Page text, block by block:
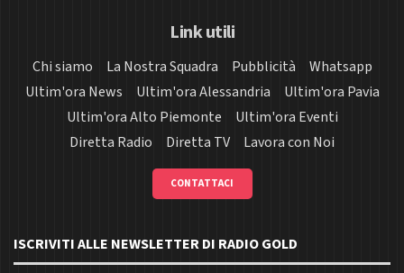
Link utili
Chi siamo La Nostra Squadra Pubblicità
Whatsapp
Ultim'ora News
Ultim'ora Alessandria
Ultim'ora Pavia
Ultim'ora Alto Piemonte
Ultim'ora Eventi
Diretta Radio
Diretta TV Lavora con Noi
CONTATTACI
ISCRIVITI ALLE NEWSLETTER DI RADIO GOLD